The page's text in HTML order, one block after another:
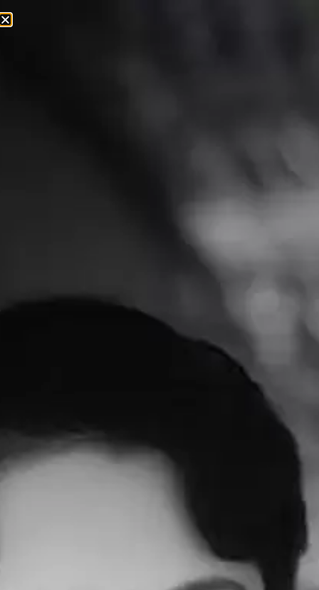
ABOUT MARVELIC
รู้จักกับประวัติความเป็นมา วิสัยทัศน์ และฟันเฟือง
ของบริษัท รวมทั้งผลงานในสื่อต่างๆ
ผู้เชี่ยวชาญและผู้ให้บริการเทคโนโลยี
บริหารจัดการข้อมูลเว็บไซต์ หรือ
CONTENT MANAGEMENT SYSTEM
(CMS) รวมถึงเทคโนโลยี OPEN SOURCE